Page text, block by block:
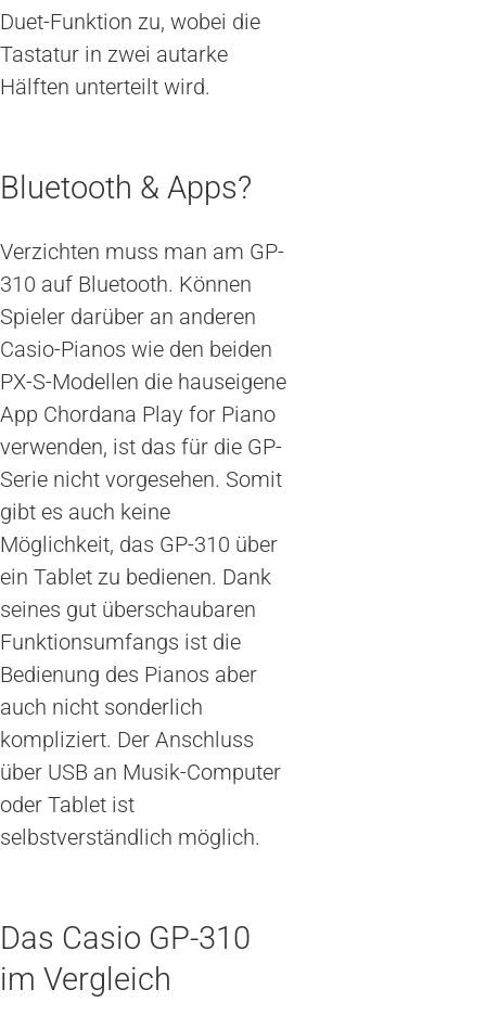
Duet-Funktion zu, wobei die
Tastatur in zwei autarke
Hälften unterteilt wird.
Bluetooth & Apps?
Verzichten muss man am GP-
310 auf Bluetooth. Können
Spieler darüber an anderen
Casio-Pianos wie den beiden
PX-S-Modellen die hauseigene
App Chordana Play for Piano
verwenden, ist das für die GP-
Serie nicht vorgesehen. Somit
gibt es auch keine
Möglichkeit, das GP-310 über
ein Tablet zu bedienen. Dank
seines gut überschaubaren
Funktionsumfangs ist die
Bedienung des Pianos aber
auch nicht sonderlich
kompliziert. Der Anschluss
über USB an Musik-Computer
oder Tablet ist
selbstverständlich möglich.
Das Casio GP-310
im Vergleich